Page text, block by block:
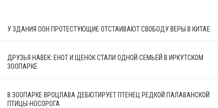
У ЗДАНИЯ ООН ПРОТЕСТУЮЩИЕ ОТСТАИВАЮТ СВОБОДУ ВЕРЫ В КИТАЕ
ДРУЗЬЯ НАВЕК: ЕНОТ И ЩЕНОК СТАЛИ ОДНОЙ СЕМЬЁЙ В ИРКУТСКОМ
ЗООПАРКЕ
В ЗООПАРКЕ ВРОЦЛАВА ДЕБЮТИРУЕТ ПТЕНЕЦ РЕДКОЙ ПАЛАВАНСКОЙ
ПТИЦЫ-НОСОРОГА